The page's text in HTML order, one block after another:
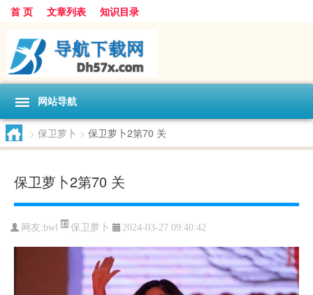
首 页 文章列表 知识目录
网站导航
> 保卫萝卜 > 保卫萝卜2第70 关
保卫萝卜2第70 关
网友:bwl 保卫萝卜 2024-03-27 09:40:42